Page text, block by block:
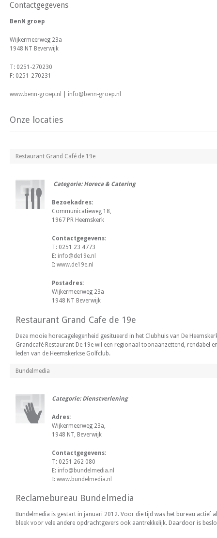
Contactgegevens
BenN groep
Wijkermeerweg 23a
1948 NT Beverwijk
T: 0251-270230
F: 0251-270231
www.benn-groep.nl info@benn-groep.nl
Onze locaties
Restaurant Grand Café de 19e
Categorie: Horeca & Catering
Bezoekadres:
Communicatieweg 18,
1967 PR Heemskerk
Contactgegevens:
T: 0251 23 4773
E: info@de19e.nl
I: www.de19e.nl
Postadres:
Wijkermeerweg 23a
1948 NT Beverwijk
Restaurant Grand Cafe de 19e
Deze mooie horecagelegenheid gesitueerd in het Clubhuis van De
Grandcafé Restaurant De 19e wil een regionaal toonaanzettend,
leden van de Heemskerkse Golfclub.
Bundelmedia
Categorie: Dienstverlening
Adres:
Wijkermeerweg 23a,
1948 NT, Beverwijk
Contactgegevens:
T: 0251 262 080
E: info@bundelmedia.nl
I: www.bundelmedia.nl
Reclamebureau Bundelmedia
Bundelmedia is gestart in januari 2012. Voor die tijd was het bureau actief
bleek voor vele andere opdrachtgevers ook aantrekkelijk. Daardoor is